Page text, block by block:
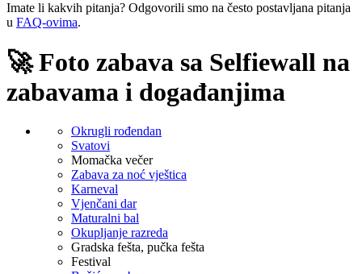
Imate li kakvih pitanja? Odgovorili smo na često postavljana pitanja
u FAQ-ovima.
🚀 Foto zabava sa Selfiewall na
zabavama i događanjima
Okrugli rođendan
Svatovi
Momačka večer
Zabava za noć vještica
Karneval
Vjenčani dar
Maturalni bal
Okupljanje razreda
Gradska fešta, pučka fešta
Festival